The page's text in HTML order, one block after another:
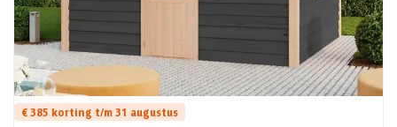
€ 385 korting t/m 31 augustus